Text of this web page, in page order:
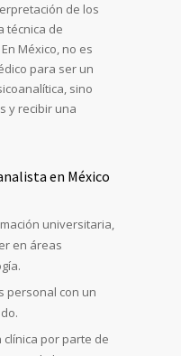
de los
técnica de
México, no es
para ser un
sino
y recibir una
en México
universitaria,
en áreas
personal con un
por parte de